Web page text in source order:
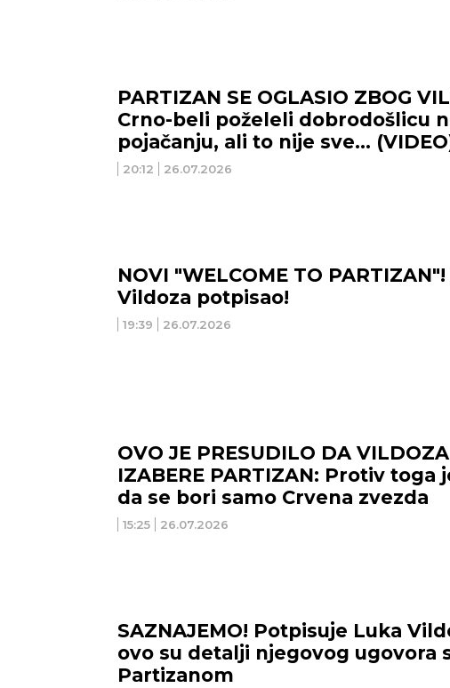
20:12 26.07.2026
PARTIZAN SE OGLASIO ZBOG
Crno-beli poželeli dobrodošlicu
pojačanju, ali to nije sve...
19:39 26.07.2026
NOVI "WELCOME TO
Vildoza potpisao!
15:25 26.07.2026
OVO JE PRESUDILO DA VILDOZA
IZABERE PARTIZAN: Protiv toga
da se bori samo Crvena zvezda
SAZNAJEMO! Potpisuje Luka
ovo su detalji njegovog ugovora
Partizanom